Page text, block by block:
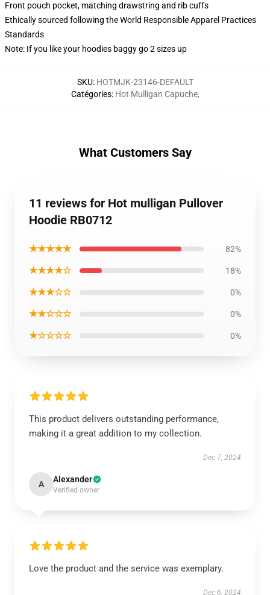
Front pouch pocket, matching drawstring and rib cuffs
Ethically sourced following the World Responsible Apparel Practices
Standards
Note: If you like your hoodies baggy go 2 sizes up
SKU: HOTMJK-23146-DEFAULT
Catégories: Hot Mulligan Capuche,
What Customers Say
11 reviews for Hot mulligan Pullover
Hoodie RB0712
★★★★★ 82%
★★★★☆ 18%
★★★☆☆ 0%
★★☆☆☆ 0%
★☆☆☆☆ 0%
This product delivers outstanding performance,
making it a great addition to my collection.
Dec 7, 2024
A Alexander
Verified owner
Love the product and the service was exemplary.
Dec 6, 2024